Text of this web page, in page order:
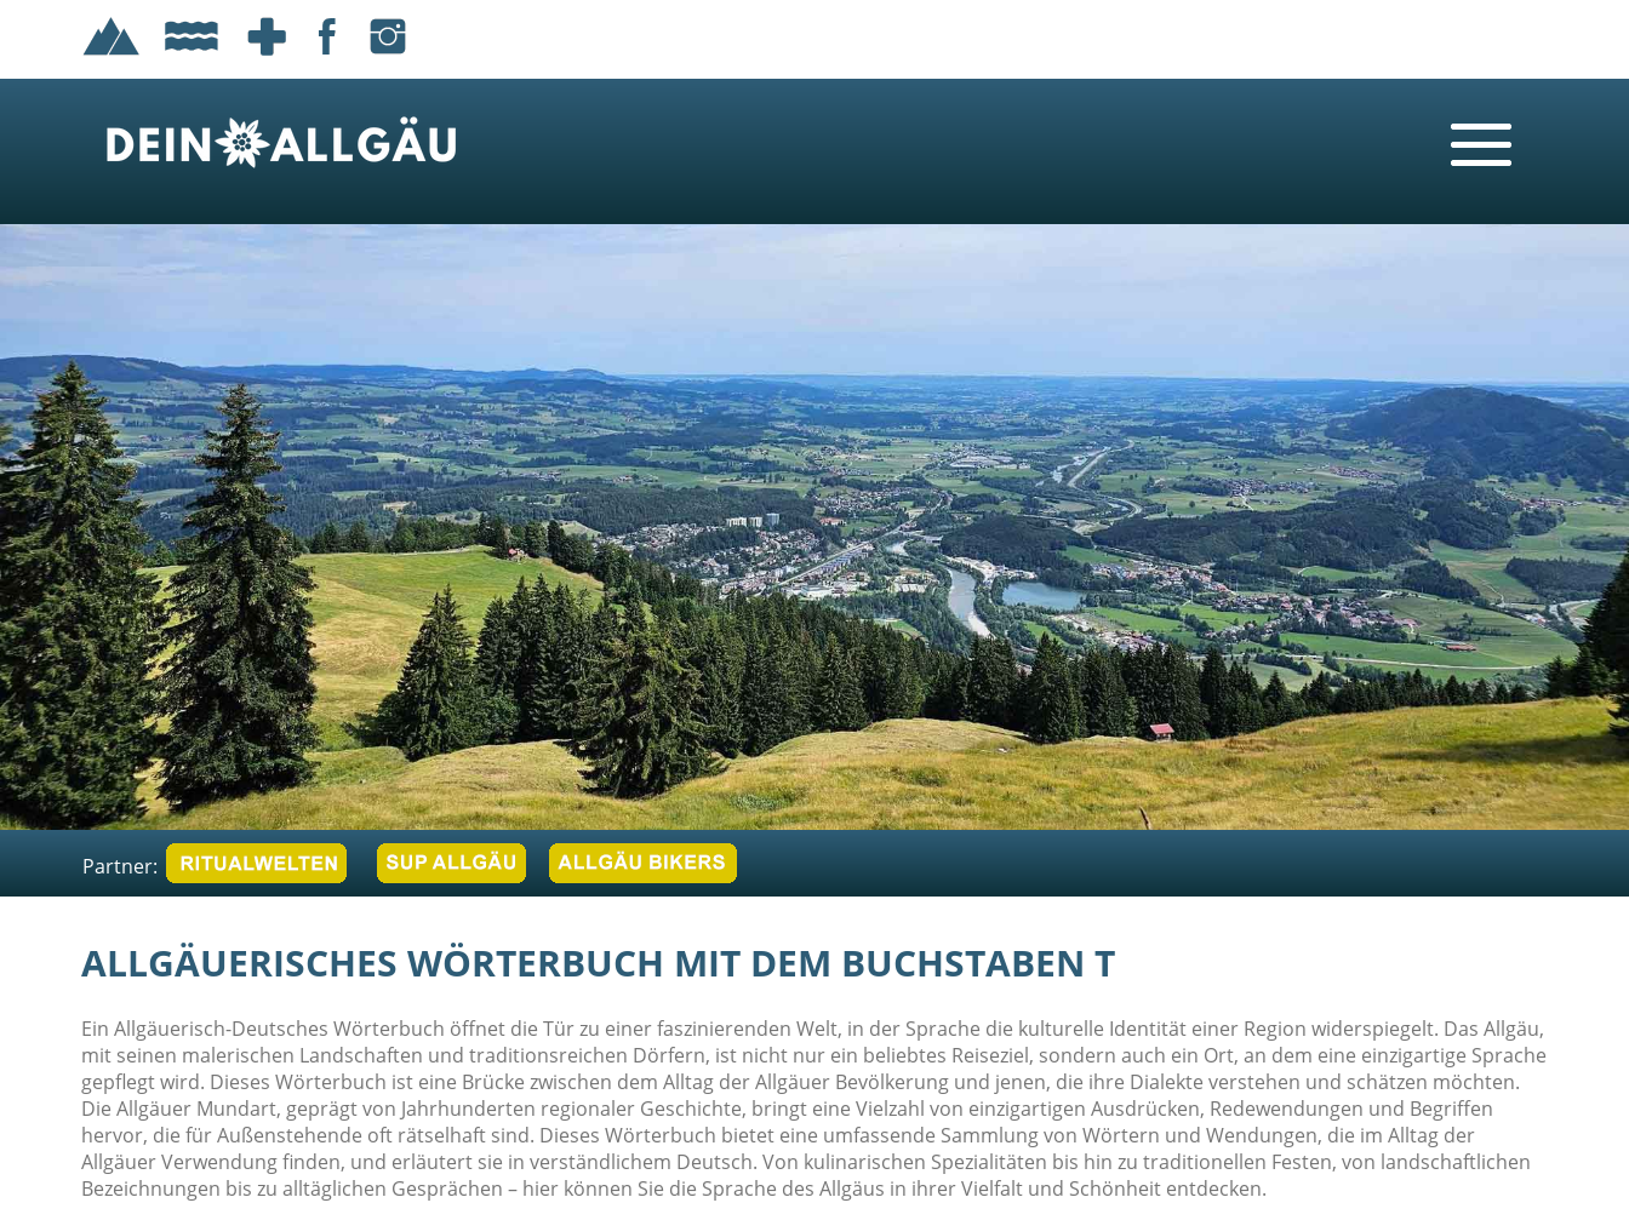
Partner:
ALLGÄUERISCHES WÖRTERBUCH MIT DEM BUCHSTABEN T
Ein Allgäuerisch-Deutsches Wörterbuch öffnet die Tür zu einer faszinierenden Welt, in der Sprache die kulturelle Identität einer Region widerspiegelt. Das Allgäu,
mit seinen malerischen Landschaften und traditionsreichen Dörfern, ist nicht nur ein beliebtes Reiseziel, sondern auch ein Ort, an dem eine einzigartige Sprache
gepflegt wird. Dieses Wörterbuch ist eine Brücke zwischen dem Alltag der Allgäuer Bevölkerung und jenen, die ihre Dialekte verstehen und schätzen möchten.
Die Allgäuer Mundart, geprägt von Jahrhunderten regionaler Geschichte, bringt eine Vielzahl von einzigartigen Ausdrücken, Redewendungen und Begriffen
hervor, die für Außenstehende oft rätselhaft sind. Dieses Wörterbuch bietet eine umfassende Sammlung von Wörtern und Wendungen, die im Alltag der
Allgäuer Verwendung finden, und erläutert sie in verständlichem Deutsch. Von kulinarischen Spezialitäten bis hin zu traditionellen Festen, von landschaftlichen
Bezeichnungen bis zu alltäglichen Gesprächen – hier können Sie die Sprache des Allgäus in ihrer Vielfalt und Schönheit entdecken.